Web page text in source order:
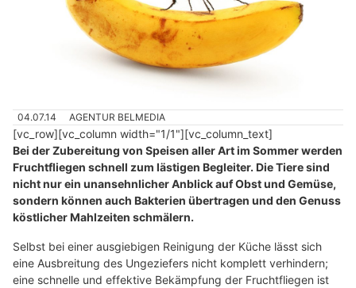
04.07.14 AGENTUR BELMEDIA
[vc_row][vc_column width="1/1"][vc_column_text]
Bei der Zubereitung von Speisen aller Art im Sommer werden
Fruchtfliegen schnell zum lästigen Begleiter. Die Tiere sind
nicht nur ein unansehnlicher Anblick auf Obst und Gemüse,
sondern können auch Bakterien übertragen und den Genuss
köstlicher Mahlzeiten schmälern.
Selbst bei einer ausgiebigen Reinigung der Küche lässt sich
eine Ausbreitung des Ungeziefers nicht komplett verhindern;
eine schnelle und effektive Bekämpfung der Fruchtfliegen ist